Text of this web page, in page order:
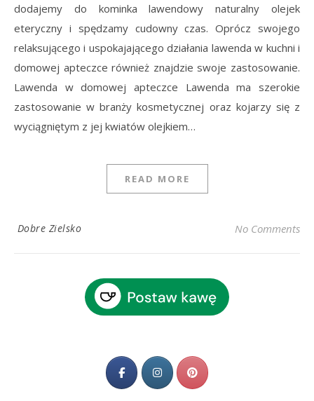
dodajemy do kominka lawendowy naturalny olejek
eteryczny i spędzamy cudowny czas. Oprócz swojego
relaksującego i uspokajającego działania lawenda w kuchni i
domowej apteczce również znajdzie swoje zastosowanie.
Lawenda w domowej apteczce Lawenda ma szerokie
zastosowanie w branży kosmetycznej oraz kojarzy się z
wyciągniętym z jej kwiatów olejkiem…
READ MORE
Dobre Zielsko No Comments